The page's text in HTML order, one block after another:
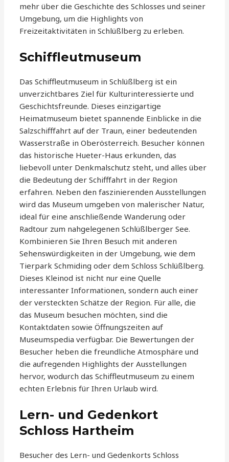
mehr über die Geschichte des Schlosses und seiner
Umgebung, um die Highlights von
Freizeitaktivitäten in Schlüßlberg zu erleben.
Schiffleutmuseum
Das Schiffleutmuseum in Schlüßlberg ist ein
unverzichtbares Ziel für Kulturinteressierte und
Geschichtsfreunde. Dieses einzigartige
Heimatmuseum bietet spannende Einblicke in die
Salzschifffahrt auf der Traun, einer bedeutenden
Wasserstraße in Oberösterreich. Besucher können
das historische Hueter-Haus erkunden, das
liebevoll unter Denkmalschutz steht, und alles über
die Bedeutung der Schifffahrt in der Region
erfahren. Neben den faszinierenden Ausstellungen
wird das Museum umgeben von malerischer Natur,
ideal für eine anschließende Wanderung oder
Radtour zum nahgelegenen Schlüßlberger See.
Kombinieren Sie Ihren Besuch mit anderen
Sehenswürdigkeiten in der Umgebung, wie dem
Tierpark Schmiding oder dem Schloss Schlüßlberg.
Dieses Kleinod ist nicht nur eine Quelle
interessanter Informationen, sondern auch einer
der versteckten Schätze der Region. Für alle, die
das Museum besuchen möchten, sind die
Kontaktdaten sowie Öffnungszeiten auf
Museumspedia verfügbar. Die Bewertungen der
Besucher heben die freundliche Atmosphäre und
die aufregenden Highlights der Ausstellungen
hervor, wodurch das Schiffleutmuseum zu einem
echten Erlebnis für Ihren Urlaub wird.
Lern- und Gedenkort
Schloss Hartheim
Besucher des Lern- und Gedenkorts Schloss